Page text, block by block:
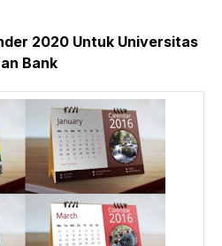
2020 Untuk Universitas
Bank